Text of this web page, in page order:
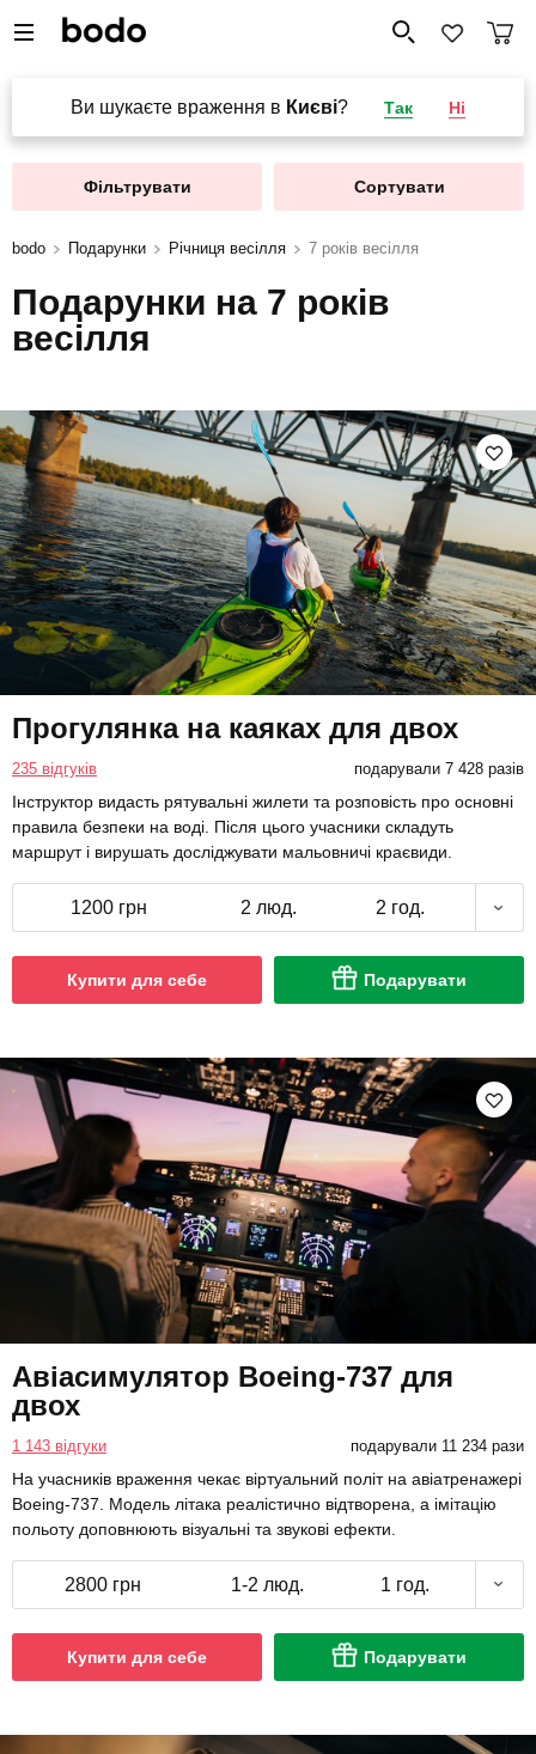
Ви шукаєте враження в Києві? Так Ні
Фільтрувати Сортувати
bodo Подарунки Річниця весілля 7 років весілля
Подарунки на 7 років
весілля
Прогулянка на каяках для двох
235 відгуків подарували 7 428 разів
Інструктор видасть рятувальні жилети та розповість про основні
правила безпеки на воді. Після цього учасники складуть
маршрут і вирушать досліджувати мальовничі краєвиди.
1200 грн 2 люд. 2 год.
Купити для себе Подарувати
Авіасимулятор Boeing-737 для
двох
1 143 відгуки подарували 11 234 рази
На учасників враження чекає віртуальний політ на авіатренажері
Boeing-737. Модель літака реалістично відтворена, а імітацію
польоту доповнюють візуальні та звукові ефекти.
2800 грн 1-2 люд. 1 год.
Купити для себе Подарувати